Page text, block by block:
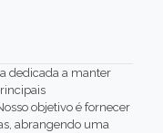
dedicada a manter
objetivo é fornecer
abrangendo uma